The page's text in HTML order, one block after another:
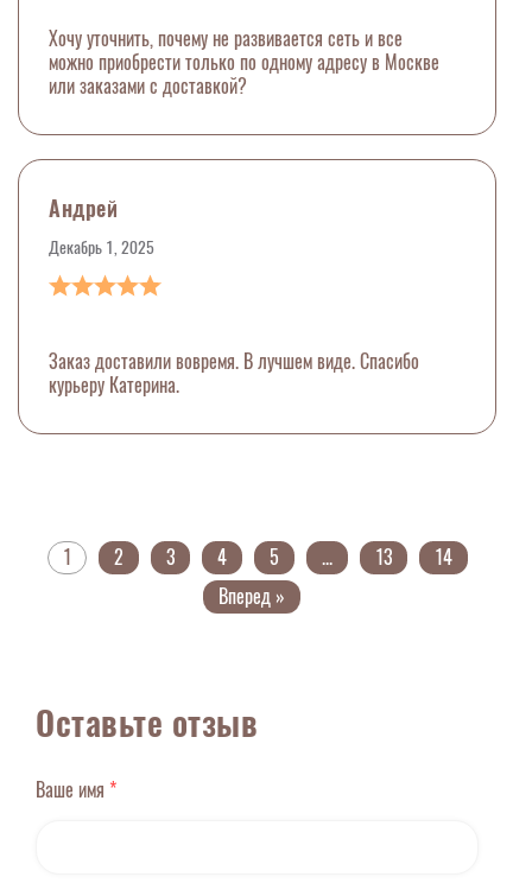
Хочу уточнить, почему не развивается сеть и все
можно приобрести только по одному адресу в Москве
или заказами с доставкой?
Андрей
Декабрь 1, 2025
Заказ доставили вовремя. В лучшем виде. Спасибо
курьеру Катерина.
1 2 3 4 5 ... 13
14
Вперед »
Оставьте отзыв
Ваше имя *